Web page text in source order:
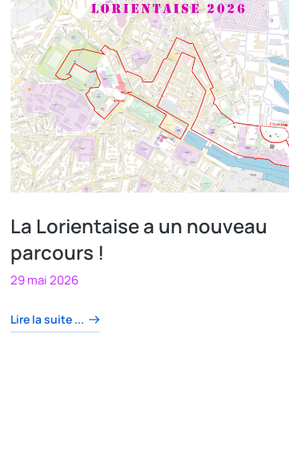
La Lorientaise a un nouveau
parcours !
29 mai 2026
Lire la suite ...